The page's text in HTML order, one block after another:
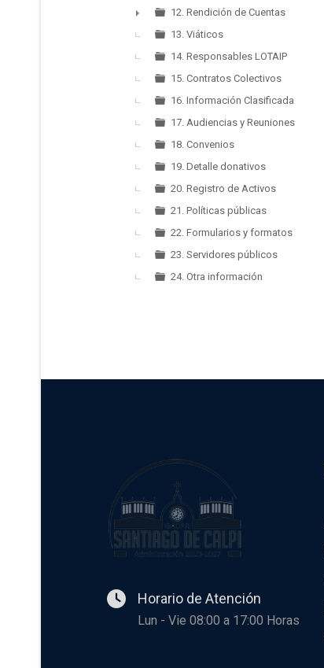
►
12. Rendición de Cuentas
13. Viáticos
14. Responsables LOTAIP
15. Contratos Colectivos
16. Información Clasificada
17. Audiencias y Reuniones
18. Convenios
19. Detalle donativos
20. Registro de Activos
21. Políticas públicas
22. Formularios y formatos
23. Servidores públicos
24. Otra información
Horario de Atención
Lun - Vie 08:00 a 17:00 Horas